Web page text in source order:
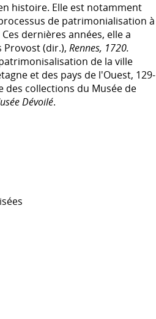
histoire. Elle est notamment
de patrimonialisation à
dernières années, elle a
Provost (dir.), Rennes, 1720.
de la ville
et des pays de l'Ouest, 129-
des collections du Musée de
Dévoilé.